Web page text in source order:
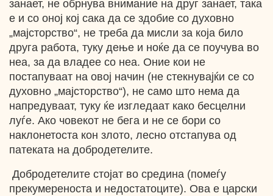
занает, не обрнува внимание на друг занает, така
е и со оној кој сака да се здобие со духовно
„мајсторство“, не треба да мисли за која било
друга работа, туку дење и ноќе да се поучува во
неа, за да владее со неа. Оние кои не
постапуваат на овој начин (не стекнувајќи се со
духовно „мајсторство“), не само што нема да
напредуваат, туку ќе изгледаат како бесцелни
луѓе. Ако човекот не бега и не се бори со
наклонетоста кон злото, лесно отстапува од
патеката на добродетелите.
Добродетелите стојат во средина (помеѓу
прекумереноста и недостатоците). Ова е царски